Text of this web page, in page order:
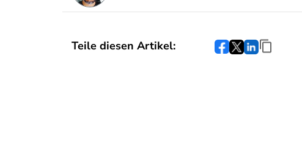
Teile diesen Artikel: